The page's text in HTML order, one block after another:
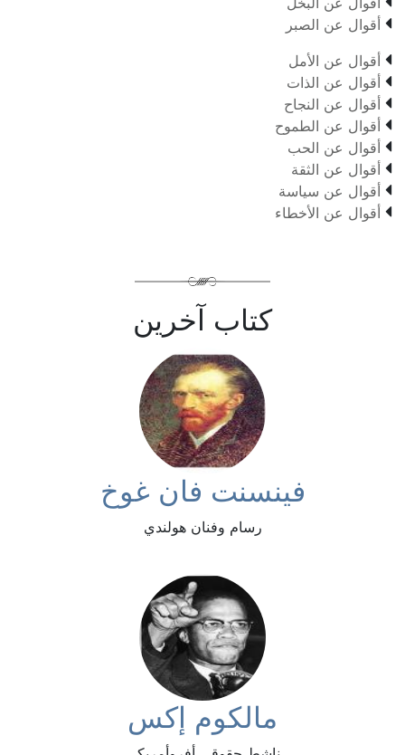
 أقوال عن الصبر
 أقوال عن الأمل
 أقوال عن الذات
 أقوال عن النجاح
 أقوال عن الطموح
 أقوال عن الحب
 أقوال عن الثقة
 أقوال عن سياسة
 أقوال عن الأخطاء
كتاب آخرين
فينسنت فان غوخ
رسام وفنان هولندي
مالكوم إكس